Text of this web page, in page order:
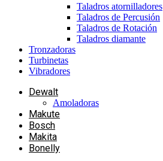
Taladros atornilladores
Taladros de Percusión
Taladros de Rotación
Taladros diamante
Tronzadoras
Turbinetas
Vibradores
Dewalt
Amoladoras
Makute
Bosch
Makita
Bonelly